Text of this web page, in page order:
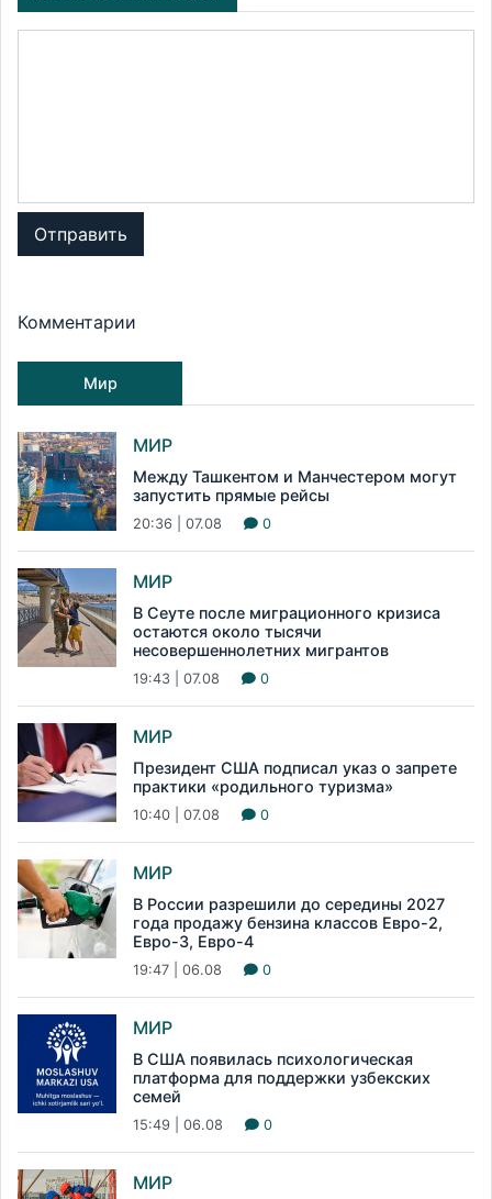
Отправить
Комментарии
Мир
МИР
Между Ташкентом и Манчестером могут
запустить прямые рейсы
20:36 | 07.08 0
МИР
В Сеуте после миграционного кризиса
остаются около тысячи
несовершеннолетних мигрантов
19:43 | 07.08 0
МИР
Президент США подписал указ о запрете
практики «родильного туризма»
10:40 | 07.08 0
МИР
В России разрешили до середины 2027
года продажу бензина классов Евро-2,
Евро-3, Евро-4
19:47 | 06.08 0
МИР
В США появилась психологическая
платформа для поддержки узбекских
семей
15:49 | 06.08 0
МИР